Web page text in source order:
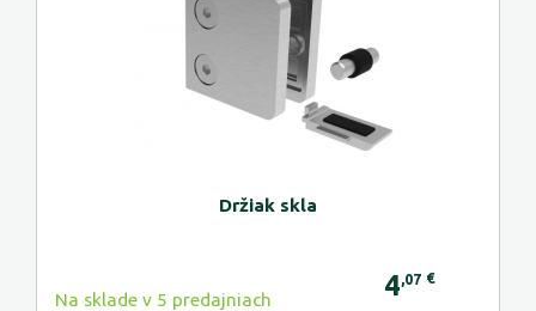
Držiak skla
Na sklade v 5 predajniach 4 ,07 €